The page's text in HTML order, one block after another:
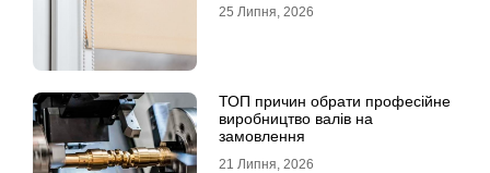
25 Липня, 2026
ТОП причин обрати професійне
виробництво валів на
замовлення
21 Липня, 2026